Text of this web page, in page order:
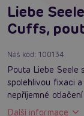
Liebe
Cuffs,
Náš kód: 100134
Pouta Liebe Seele
spolehlivou fixaci
nepříjemné
Další informace